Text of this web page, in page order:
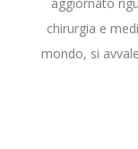
chirurgia e
mondo, si